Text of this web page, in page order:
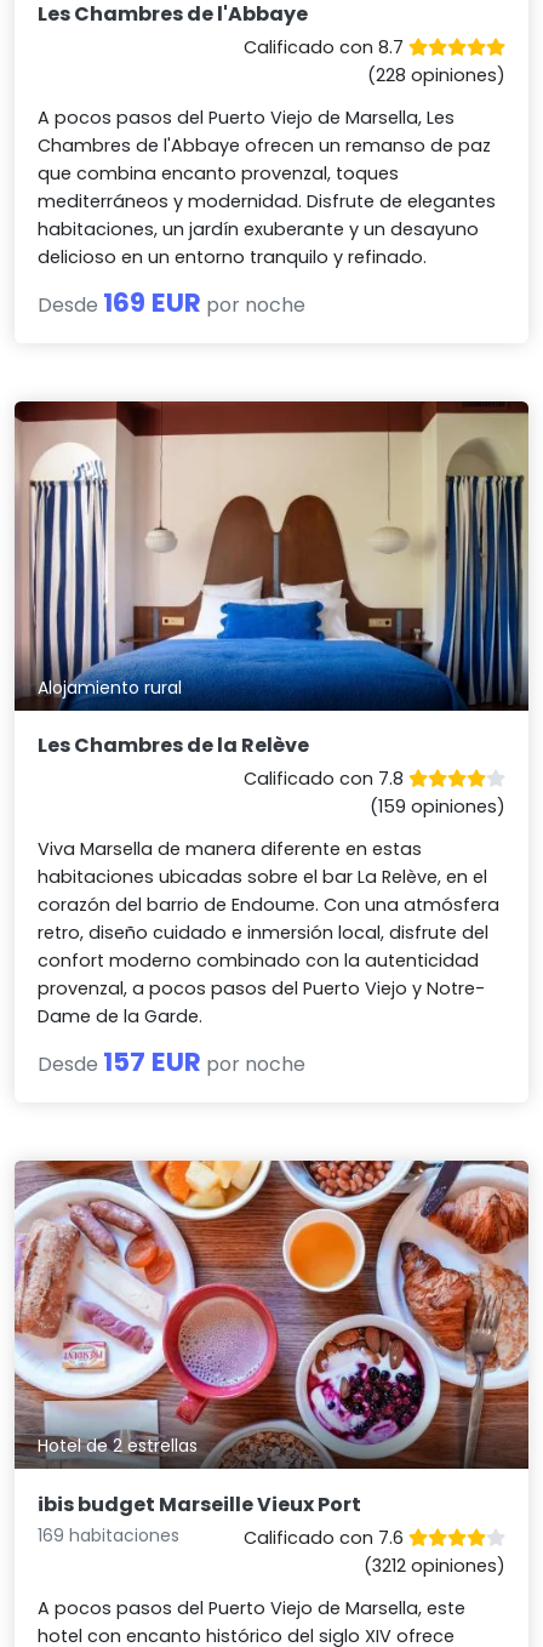
Les Chambres de l'Abbaye
Calificado con 8.7
(228 opiniones)
A pocos pasos del Puerto Viejo de Marsella, Les
Chambres de l'Abbaye ofrecen un remanso de paz
que combina encanto provenzal, toques
mediterráneos y modernidad. Disfrute de elegantes
habitaciones, un jardín exuberante y un desayuno
delicioso en un entorno tranquilo y refinado.
Desde 169 EUR por noche
Alojamiento rural
Les Chambres de la Relève
Calificado con 7.8
(159 opiniones)
Viva Marsella de manera diferente en estas
habitaciones ubicadas sobre el bar La Relève, en el
corazón del barrio de Endoume. Con una atmósfera
retro, diseño cuidado e inmersión local, disfrute del
confort moderno combinado con la autenticidad
provenzal, a pocos pasos del Puerto Viejo y Notre-
Dame de la Garde.
Desde 157 EUR por noche
Hotel de 2 estrellas
ibis budget Marseille Vieux Port
169 habitaciones
Calificado con 7.6
(3212 opiniones)
A pocos pasos del Puerto Viejo de Marsella, este
hotel con encanto histórico del siglo XIV ofrece